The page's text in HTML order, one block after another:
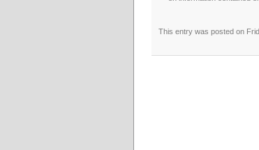
This entry was posted on